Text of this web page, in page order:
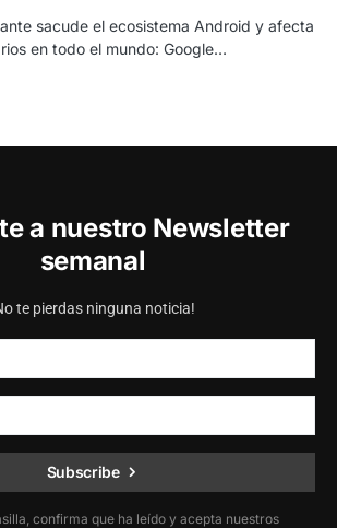
sacude el ecosistema Android y afecta
en todo el mundo: Google…
a nuestro Newsletter
semanal
te pierdas ninguna noticia!
Subscribe
confirma que ha leído y acepta nuestros